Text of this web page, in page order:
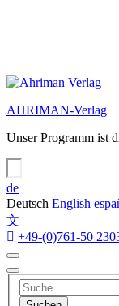
AHRIMAN-Verlag
Unser Programm ist
de
Deutsch English
文
+49-(0)761-50